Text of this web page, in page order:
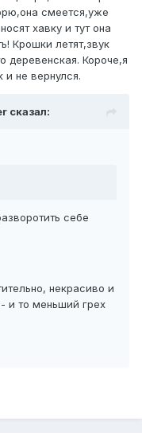
смеется,уже
хавку и тут она
Крошки летят,звук
деревенская. Короче,я
и не вернулся.
сказал:
себе
некрасиво и
и то меньший грех